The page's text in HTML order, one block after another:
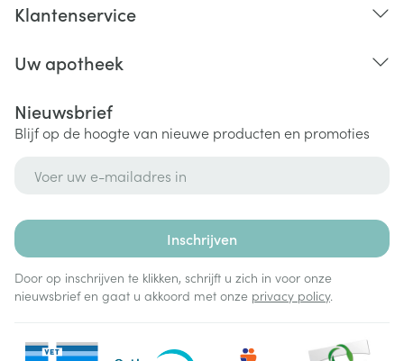
Klantenservice
Uw apotheek
Nieuwsbrief
Blijf op de hoogte van nieuwe producten en promoties
Inschrijven
Door op inschrijven te klikken, schrijft u zich in voor onze
nieuwsbrief en gaat u akkoord met onze privacy policy.